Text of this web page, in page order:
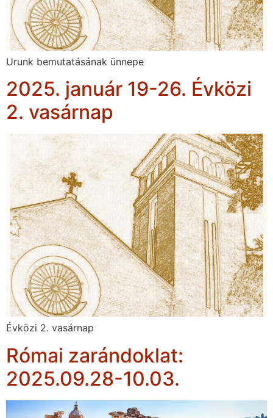
Urunk bemutatásának ünnepe
2025. január 19-26. Évközi
2. vasárnap
Évközi 2. vasárnap
Római zarándoklat:
2025.09.28-10.03.